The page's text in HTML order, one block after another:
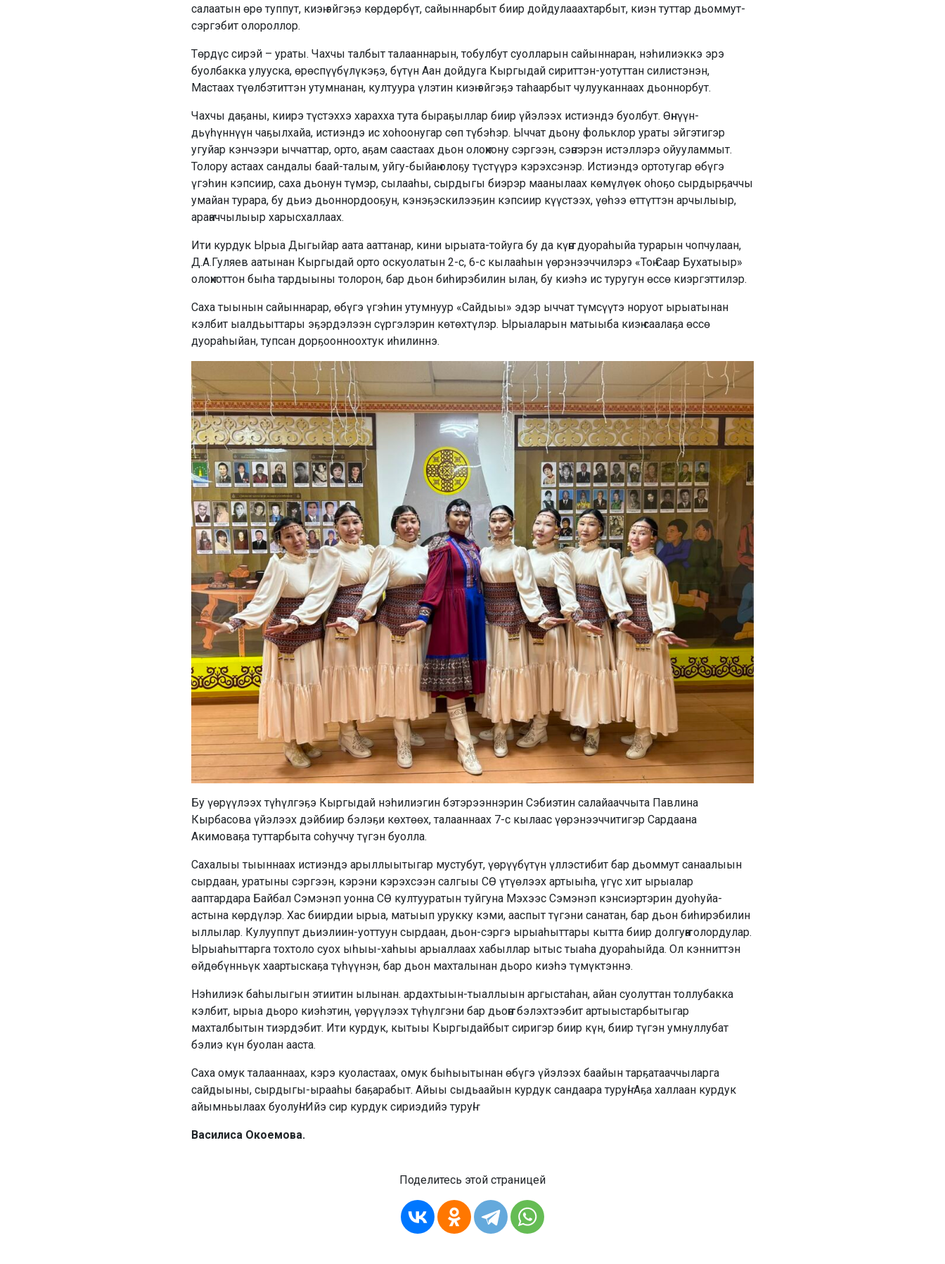
салаатын өрө туппут, киэҥ эйгэҕэ көрдөрбүт, сайыннарбыт биир дойдулааахтарбыт, киэн туттар дьоммут-
сэргэбит олороллор.
Төрдүс сирэй – ураты. Чахчы талбыт талааннарын, тобулбут суолларын сайыннаран, нэһилиэккэ эрэ
буолбакка улууска, өрөспүүбүлүкэҕэ, бүтүн Аан дойдуга Кыргыдай сириттэн-уотуттан силистэнэн,
Мастаах түөлбэтиттэн утумнанан, култуура үлэтин киэҥ эйгэҕэ таһаарбыт чулууканнаах дьоннорбут.
Чахчы даҕаны, киирэ түстэххэ харахха тута быраҕыллар биир үйэлээх истиэндэ буолбут. Өҥнүүн-
дьүһүннүүн чаҕылхайа, истиэндэ ис хоһоонугар сөп түбэһэр. Ыччат дьону фольклор ураты эйгэтигэр
угуйар кэнчээри ыччаттар, орто, аҕам саастаах дьон олоҥхону сэргээн, сэҥээрэн истэллэрэ ойууламмыт.
Толору астаах сандалы баай-талым, уйгу-быйаҥ олоҕу түстүүрэ кэрэхсэнэр. Истиэндэ ортотугар өбүгэ
үгэһин кэпсиир, саха дьонун түмэр, сылааһы, сырдыгы биэрэр маанылаах көмүлүөк оһоҕо сырдырҕаччы
умайан турара, бу дьиэ дьоннордооҕун, кэнэҕэскилээҕин кэпсиир күүстээх, үөһээ өттүттэн арчылыыр,
араҥаччылыыр харысхаллаах.
Ити курдук Ырыа Дыгыйар аата ааттанар, кини ырыата-тойуга бу да күҥҥэ дуораһыйа турарын чопчулаан,
Д.А.Гуляев аатынан Кыргыдай орто оскуолатын 2-с, 6-с кылааһын үөрэнээччилэрэ «Тоҥ Саар Бухатыыр»
олоҥхоттон быһа тардыыны толорон, бар дьон биһирэбилин ылан, бу киэһэ ис туругун өссө киэргэттилэр.
Саха тыынын сайыннарар, өбүгэ үгэһин утумнуур «Сайдыы» эдэр ыччат түмсүүтэ норуот ырыатынан
кэлбит ыалдьыттары эҕэрдэлээн сүргэлэрин көтөхтүлэр. Ырыаларын матыыба киэҥ саалаҕа өссө
дуораһыйан, тупсан дорҕоонноохтук иһилиннэ.
Бу үөрүүлээх түһүлгэҕэ Кыргыдай нэһилиэгин бэтэрээннэрин Сэбиэтин салайааччыта Павлина
Кырбасова үйэлээх дэйбиир бэлэҕи көхтөөх, талааннаах 7-c кылаас үөрэнээччитигэр Сардаана
Акимоваҕа туттарбыта соһуччу түгэн буолла.
Сахалыы тыыннаах истиэндэ арыллыытыгар мустубут, үөрүүбүтүн үллэстибит бар дьоммут санаалыын
сырдаан, уратыны сэргээн, кэрэни кэрэхсээн салгыы СӨ үтүөлээх артыыһа, үгүс хит ырыалар
ааптардара Байбал Сэмэнэп уонна СӨ култууратын туйгуна Мэхээс Сэмэнэп кэнсиэртэрин дуоһуйа-
астына көрдүлэр. Хас биирдии ырыа, матыып урукку кэми, ааспыт түгэни санатан, бар дьон биһирэбилин
ыллылар. Кулууппут дьиэлиин-уоттуун сырдаан, дьон-сэргэ ырыаһыттары кытта биир долгуҥҥа олордулар.
Ырыаһыттарга тохтоло суох ыһыы-хаһыы арыаллаах хабыллар ытыс тыаһа дуораһыйда. Ол кэнниттэн
өйдөбүнньүк хаартыскаҕа түһүүнэн, бар дьон махталынан дьоро киэһэ түмүктэннэ.
Нэһилиэк баһылыгын этиитин ылынан. ардахтыын-тыаллыын аргыстаһан, айан суолуттан толлубакка
кэлбит, ырыа дьоро киэһэтин, үөрүүлээх түһүлгэни бар дьоҥҥо бэлэхтээбит артыыстарбытыгар
махталбытын тиэрдэбит. Ити курдук, кытыы Кыргыдайбыт сиригэр биир күн, биир түгэн умнуллубат
бэлиэ күн буолан ааста.
Саха омук талааннаах, кэрэ куоластаах, омук быһыытынан өбүгэ үйэлээх баайын тарҕатааччыларга
сайдыыны, сырдыгы-ырааһы баҕарабыт. Айыы сыдьаайын курдук сандаара туруҥ! Аҕа халлаан курдук
айымньылаах буолуҥ! Ийэ сир курдук сириэдийэ туруҥ!
Василиса Окоемова.
Поделитесь этой страницей